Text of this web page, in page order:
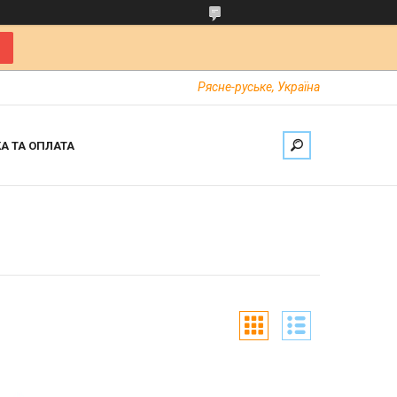
Рясне-руське, Україна
ТА ОПЛАТА